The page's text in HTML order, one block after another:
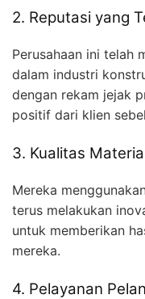
2. Reputasi yang
Perusahaan ini telah
dalam industri
dengan rekam jejak
positif dari klien
3. Kualitas
Mereka
terus melakukan
untuk memberikan
mereka.
4. Pelayanan